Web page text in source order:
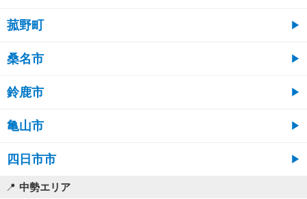
菰野町
桑名市
鈴鹿市
亀山市
四日市市
中勢エリア